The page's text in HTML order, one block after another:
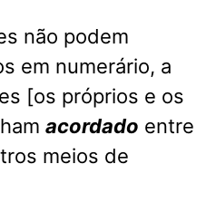
não podem
em numerário, a
[os próprios e os
acordado entre
meios de